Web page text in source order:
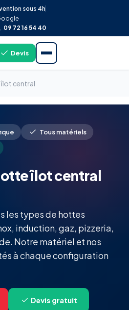
sous 4h
09 72 16 54 40
Devis
central
Tous matériels
îlot central
les types de hottes
induction, gaz, pizzeria,
Notre matériel et nos
à chaque configuration
Devis gratuit